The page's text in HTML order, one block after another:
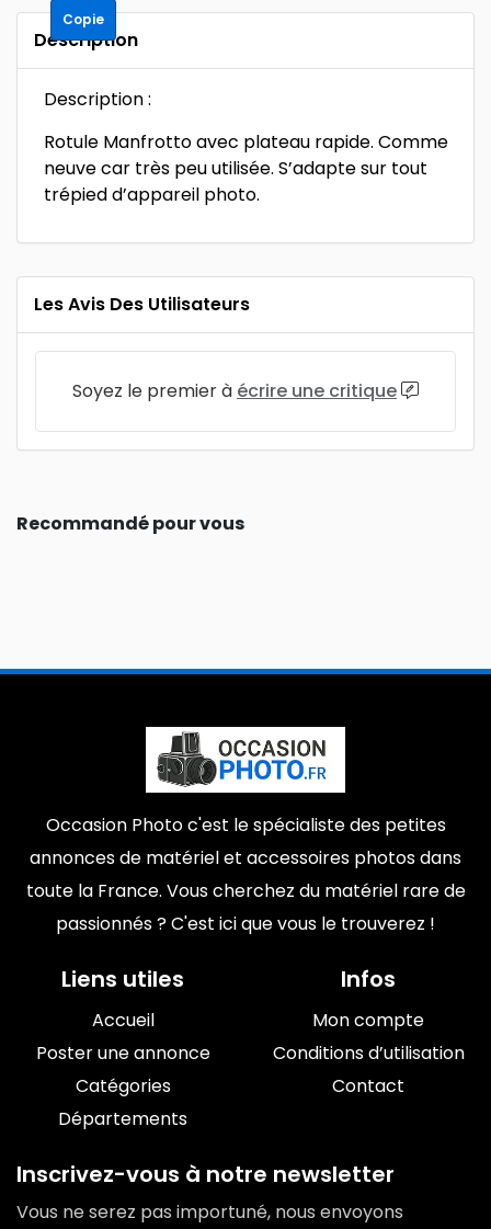
Copie
Description
Description :
Rotule Manfrotto avec plateau rapide. Comme
neuve car très peu utilisée. S’adapte sur tout
trépied d’appareil photo.
Les Avis Des Utilisateurs
Soyez le premier à écrire une critique
Recommandé pour vous
Occasion Photo c'est le spécialiste des petites
annonces de matériel et accessoires photos dans
toute la France. Vous cherchez du matériel rare de
passionnés ? C'est ici que vous le trouverez !
Liens utiles
Accueil
Poster une annonce
Catégories
Départements
Infos
Mon compte
Conditions d’utilisation
Contact
Inscrivez-vous à notre newsletter
Vous ne serez pas importuné, nous envoyons